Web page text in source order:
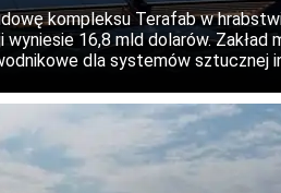
kompleksu Terafab w
16,8 mld dolarów. Zakład
dla systemów sztucznej